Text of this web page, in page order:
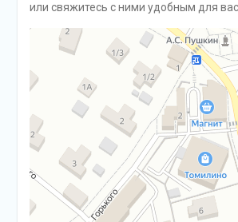
или свяжитесь с ними удобным для